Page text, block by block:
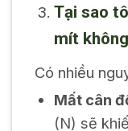
Tại sao
mít
Có nhiều
Mất cân
(N) sẽ